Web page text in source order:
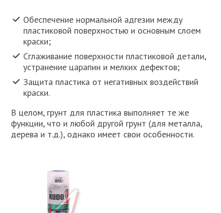
Обеспечение нормальной адгезии между
пластиковой поверхностью и основным слоем
краски;
Сглаживание поверхности пластиковой детали,
устранение царапин и мелких дефектов;
Защита пластика от негативных воздействий
краски.
В целом, грунт для пластика выполняет те же
функции, что и любой другой грунт (для металла,
дерева и т.д.), однако имеет свои особенности.